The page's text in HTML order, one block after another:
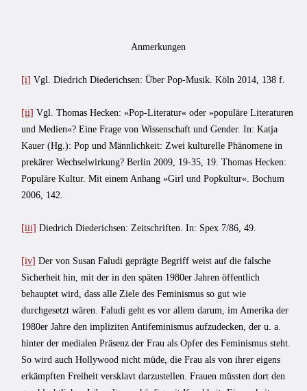
Anmerkungen
[i] Vgl. Diedrich Diederichsen: Über Pop-Musik. Köln 2014, 138 f.
[ii] Vgl. Thomas Hecken: »Pop-Literatur« oder »populäre Literaturen
und Medien«? Eine Frage von Wissenschaft und Gender. In: Katja
Kauer (Hg.): Pop und Männlichkeit: Zwei kulturelle Phänomene in
prekärer Wechselwirkung? Berlin 2009, 19-35, 19. Thomas Hecken:
Populäre Kultur. Mit einem Anhang »Girl und Popkultur«. Bochum
2006, 142.
[iii] Diedrich Diederichsen: Zeitschriften. In: Spex 7/86, 49.
[iv] Der von Susan Faludi geprägte Begriff weist auf die falsche
Sicherheit hin, mit der in den späten 1980er Jahren öffentlich
behauptet wird, dass alle Ziele des Feminismus so gut wie
durchgesetzt wären. Faludi geht es vor allem darum, im Amerika der
1980er Jahre den impliziten Antifeminismus aufzudecken, der u. a.
hinter der medialen Präsenz der Frau als Opfer des Feminismus steht.
So wird auch Hollywood nicht müde, die Frau als von ihrer eigens
erkämpften Freiheit versklavt darzustellen. Frauen müssten dort den